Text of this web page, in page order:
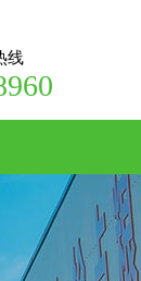
线